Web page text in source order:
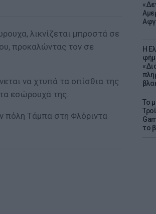
Η
Το
το
λικνίζεται μπροστά σε
προκαλώντας τον σε
να χτυπά τα οπίσθια της
εσώρουχά της.
πόλη Τάμπα στη Φλόριντα